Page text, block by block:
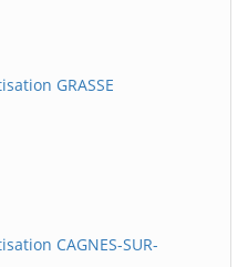
GRASSE
CAGNES-SUR-